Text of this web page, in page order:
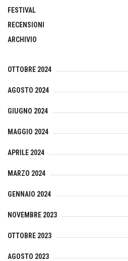
FESTIVAL
RECENSIONI
ARCHIVIO
OTTOBRE 2024
AGOSTO 2024
GIUGNO 2024
MAGGIO 2024
APRILE 2024
MARZO 2024
GENNAIO 2024
NOVEMBRE 2023
OTTOBRE 2023
AGOSTO 2023